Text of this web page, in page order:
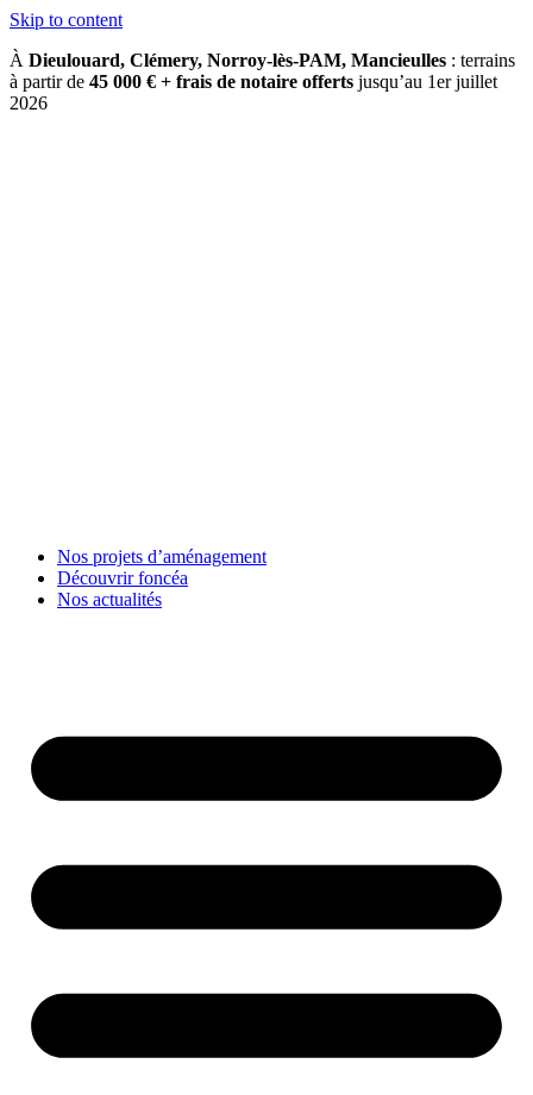
Skip to content
À Dieulouard, Clémery, Norroy-lès-PAM, Mancieulles : terrains
à partir de 45 000 € + frais de notaire offerts jusqu’au 1er juillet
2026
Nos projets d’aménagement
Découvrir foncéa
Nos actualités